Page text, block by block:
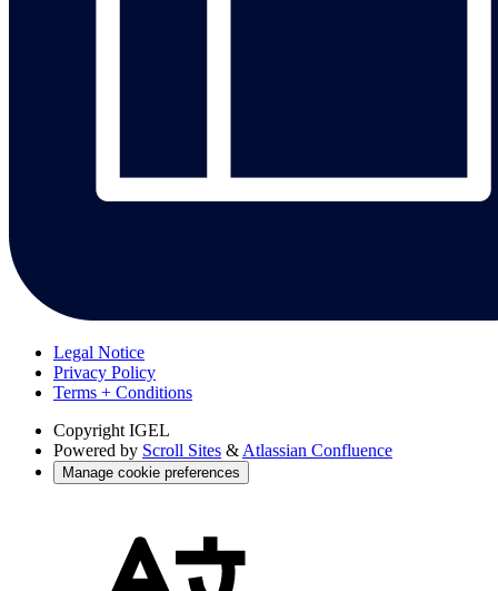
Legal Notice
Privacy Policy
Terms + Conditions
Copyright IGEL
Powered by Scroll Sites & Atlassian Confluence
Manage cookie preferences